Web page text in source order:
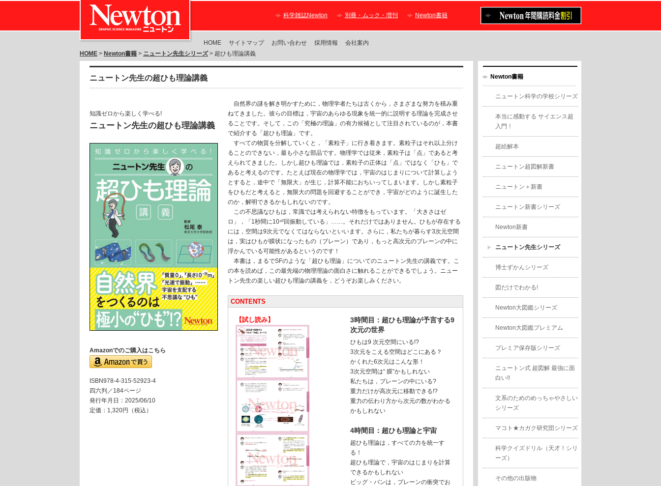
科学雑誌Newton 別冊・ムック・増刊 Newton書籍
HOME サイトマップ お問い合わせ 採用情報
会社案内
HOME > Newton書籍 > ニュートン先生シリーズ> 超ひも理論講義
ニュートン先生の超ひも理論講義
知識ゼロから楽しく学べる!
ニュートン先生の超ひも理論講義
Amazonでのご購入はこちら
ISBN978-4-315-52923-4
四六判／184ページ
発行年月日：2025/06/10
定価：1,320円（税込）
自然界の謎を解き明かすために，物理学者たちは古くから，さまざまな努力を積み重
ねてきました。彼らの目標は，宇宙のあらゆる現象を統一的に説明する理論を完成させ
ることです。そして，この「究極の理論」の有力候補として注目されているのが，本書
で紹介する「超ひも理論」です。
すべての物質を分解していくと，「素粒子」に行き着きます。素粒子はそれ以上分け
ることのできない，最も小さな部品です。物理学では従来，素粒子は「点」であると考
えられてきました。しかし超ひも理論では，素粒子の正体は「点」ではなく「ひも」で
あると考えるのです。たとえば現在の物理学では，宇宙のはじまりについて計算しよう
とすると，途中で「無限大」が生じ，計算不能におちいってしまいます。しかし素粒子
をひもだと考えると，無限大の問題を回避することができ，宇宙がどのように誕生した
のか，解明できるかもしれないのです。
この不思議なひもは，常識では考えられない特徴をもっています。「大きさはゼ
ロ」，「1秒間に10⁴²回振動している」……。それだけではありません。ひもが存在する
には，空間は9次元でなくてはならないといいます。さらに，私たちが暮らす3次元空間
は，実はひもが膜状になったもの（ブレーン）であり，もっと高次元のブレーンの中に
浮かんでいる可能性があるというのです！
本書は，まるでSFのような「超ひも理論」についてのニュートン先生の講義です。こ
の本を読めば，この最先端の物理理論の面白さに触れることができるでしょう。ニュー
トン先生の楽しい超ひも理論の講義を，どうぞお楽しみください。
CONTENTS
【試し読み】
3時間目：超ひも理論が予言する9
次元の世界
ひもは9 次元空間にいる!?
3次元をこえる空間はどこにある？
かくれた6次元はこんな形！
3次元空間は“ 膜”かもしれない
私たちは，ブレーンの中にいる?
重力だけが高次元に移動できる!?
重力の伝わり方から次元の数がわかる
かもしれない
4時間目：超ひも理論と宇宙
超ひも理論は，すべての力を統一す
る！
超ひも理論で，宇宙のはじまりを計算
できるかもしれない
ビッグ・バンは，ブレーンの衝突でお
Newton書籍
ニュートン科学の学校シリーズ
本当に感動する サイエンス超
入門！
超絵解本
ニュートン超図解新書
ニュートン＋新書
ニュートン新書シリーズ
Newton新書
ニュートン先生シリーズ
博士ずかんシリーズ
図だけでわかる!
Newton大図鑑シリーズ
Newton大図鑑プレミアム
プレミア保存版シリーズ
ニュートン式 超図解 最強に面
白い!!
文系のためのめっちゃやさしい
シリーズ
マコト★カガク研究団シリーズ
科学クイズドリル（天才！シリ
ーズ）
その他の出版物